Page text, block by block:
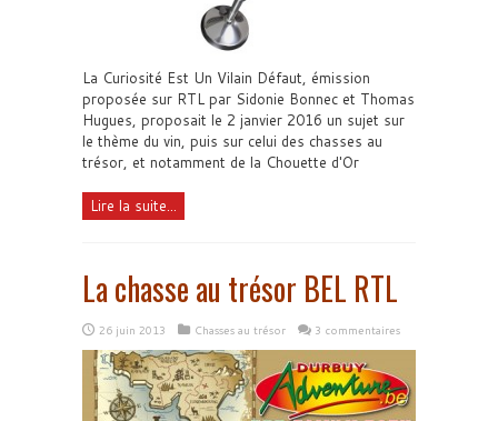
La Curiosité Est Un Vilain Défaut, émission
proposée sur RTL par Sidonie Bonnec et Thomas
Hugues, proposait le 2 janvier 2016 un sujet sur
le thème du vin, puis sur celui des chasses au
trésor, et notamment de la Chouette d'Or
Lire la suite...
La chasse au trésor BEL RTL
26 juin 2013 Chasses au trésor 3 commentaires